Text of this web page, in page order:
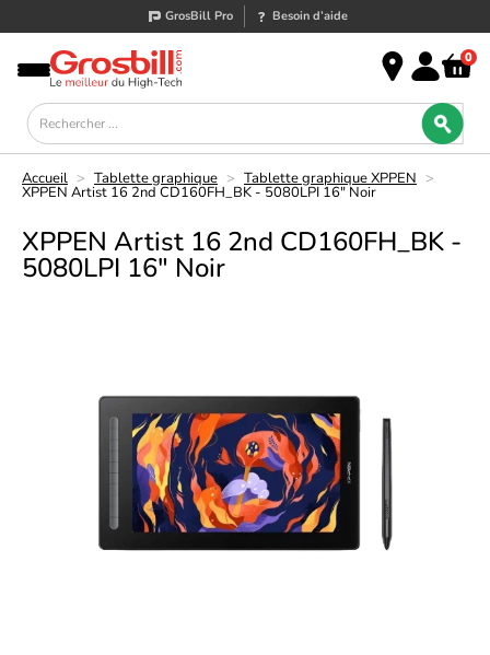
GrosBill Pro Besoin d’aide
0
Accueil > Tablette graphique > Tablette graphique XPPEN >
XPPEN Artist 16 2nd CD160FH_BK - 5080LPI 16" Noir
XPPEN Artist 16 2nd CD160FH_BK -
5080LPI 16" Noir